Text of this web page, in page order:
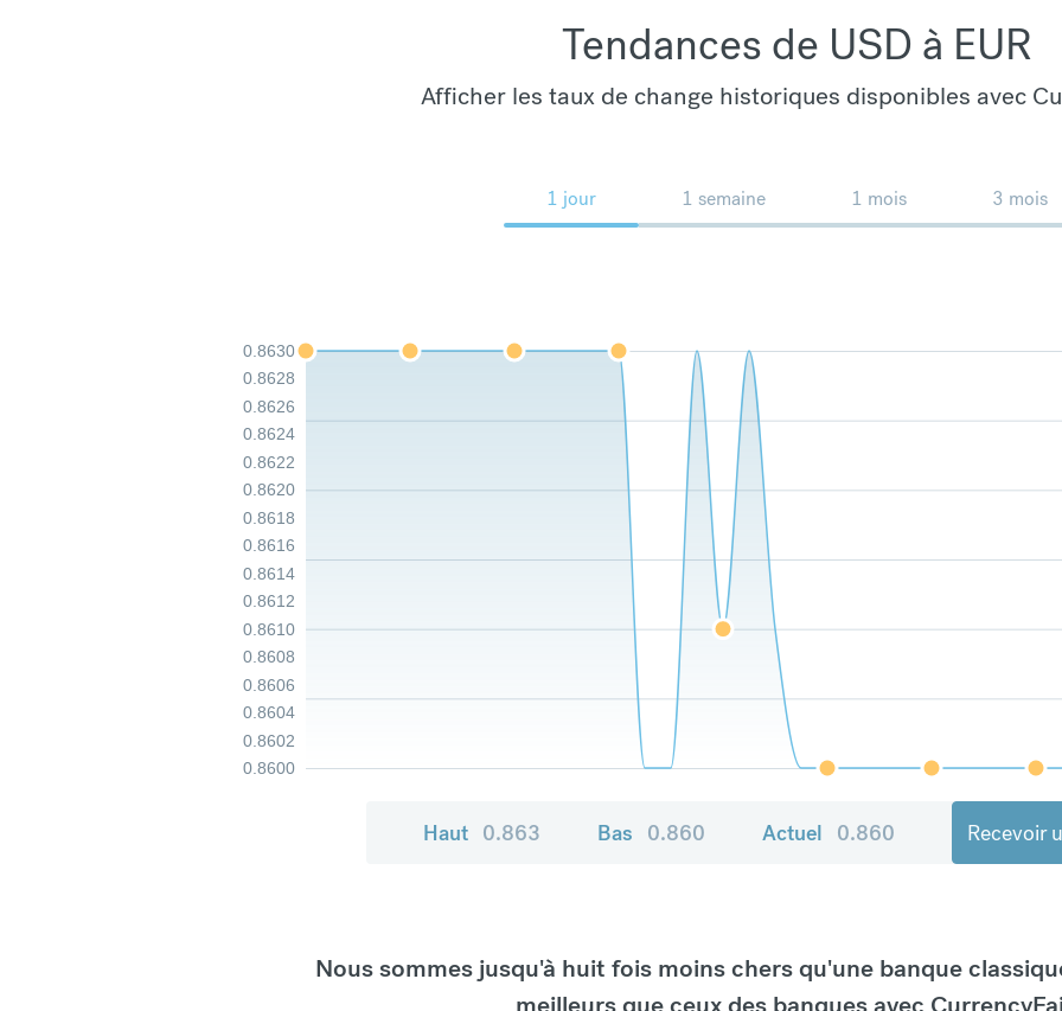
Tendances de USD à EUR
Afficher les taux de change historiques disponibles avec
1 jour 1 semaine 1 mois 3 mois
0.8600
0.8602
0.8604
0.8606
0.8608
0.8610
0.8612
0.8614
0.8616
0.8618
0.8620
0.8622
0.8624
0.8626
0.8628
0.8630
Haut 0.863 Bas 0.860 Actuel 0.860 Recevoir
Nous sommes jusqu'à huit fois moins chers qu'une banque
meilleurs que ceux des banques avec